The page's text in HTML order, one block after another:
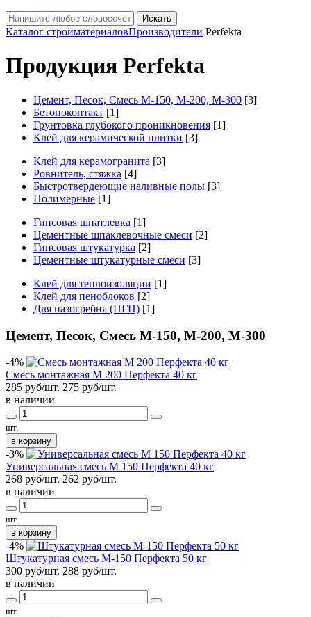
Искать
Каталог стройматериаловПроизводители Perfekta
Продукция Perfekta
Цемент, Песок, Смесь М-150, М-200, М-300 [3]
Бетоноконтакт [1]
Грунтовка глубокого проникновения [1]
Клей для керамической плитки [3]
Клей для керамогранита [3]
Ровнитель, стяжка [4]
Быстротвердеющие наливные полы [3]
Полимерные [1]
Гипсовая шпатлевка [1]
Цементные шпаклевочные смеси [2]
Гипсовая штукатурка [2]
Цементные штукатурные смеси [3]
Клей для теплоизоляции [1]
Клей для пеноблоков [2]
Для пазогребня (ПГП) [1]
Цемент, Песок, Смесь М-150, М-200, М-300
-4%
Смесь монтажная М 200 Перфекта 40 кг
285 руб/шт. 275 руб/шт.
в наличии
шт.
в корзину
-3%
Универсальная смесь М 150 Перфекта 40 кг
268 руб/шт. 262 руб/шт.
в наличии
шт.
в корзину
-4%
Штукатурная смесь М-150 Перфекта 50 кг
300 руб/шт. 288 руб/шт.
в наличии
шт.